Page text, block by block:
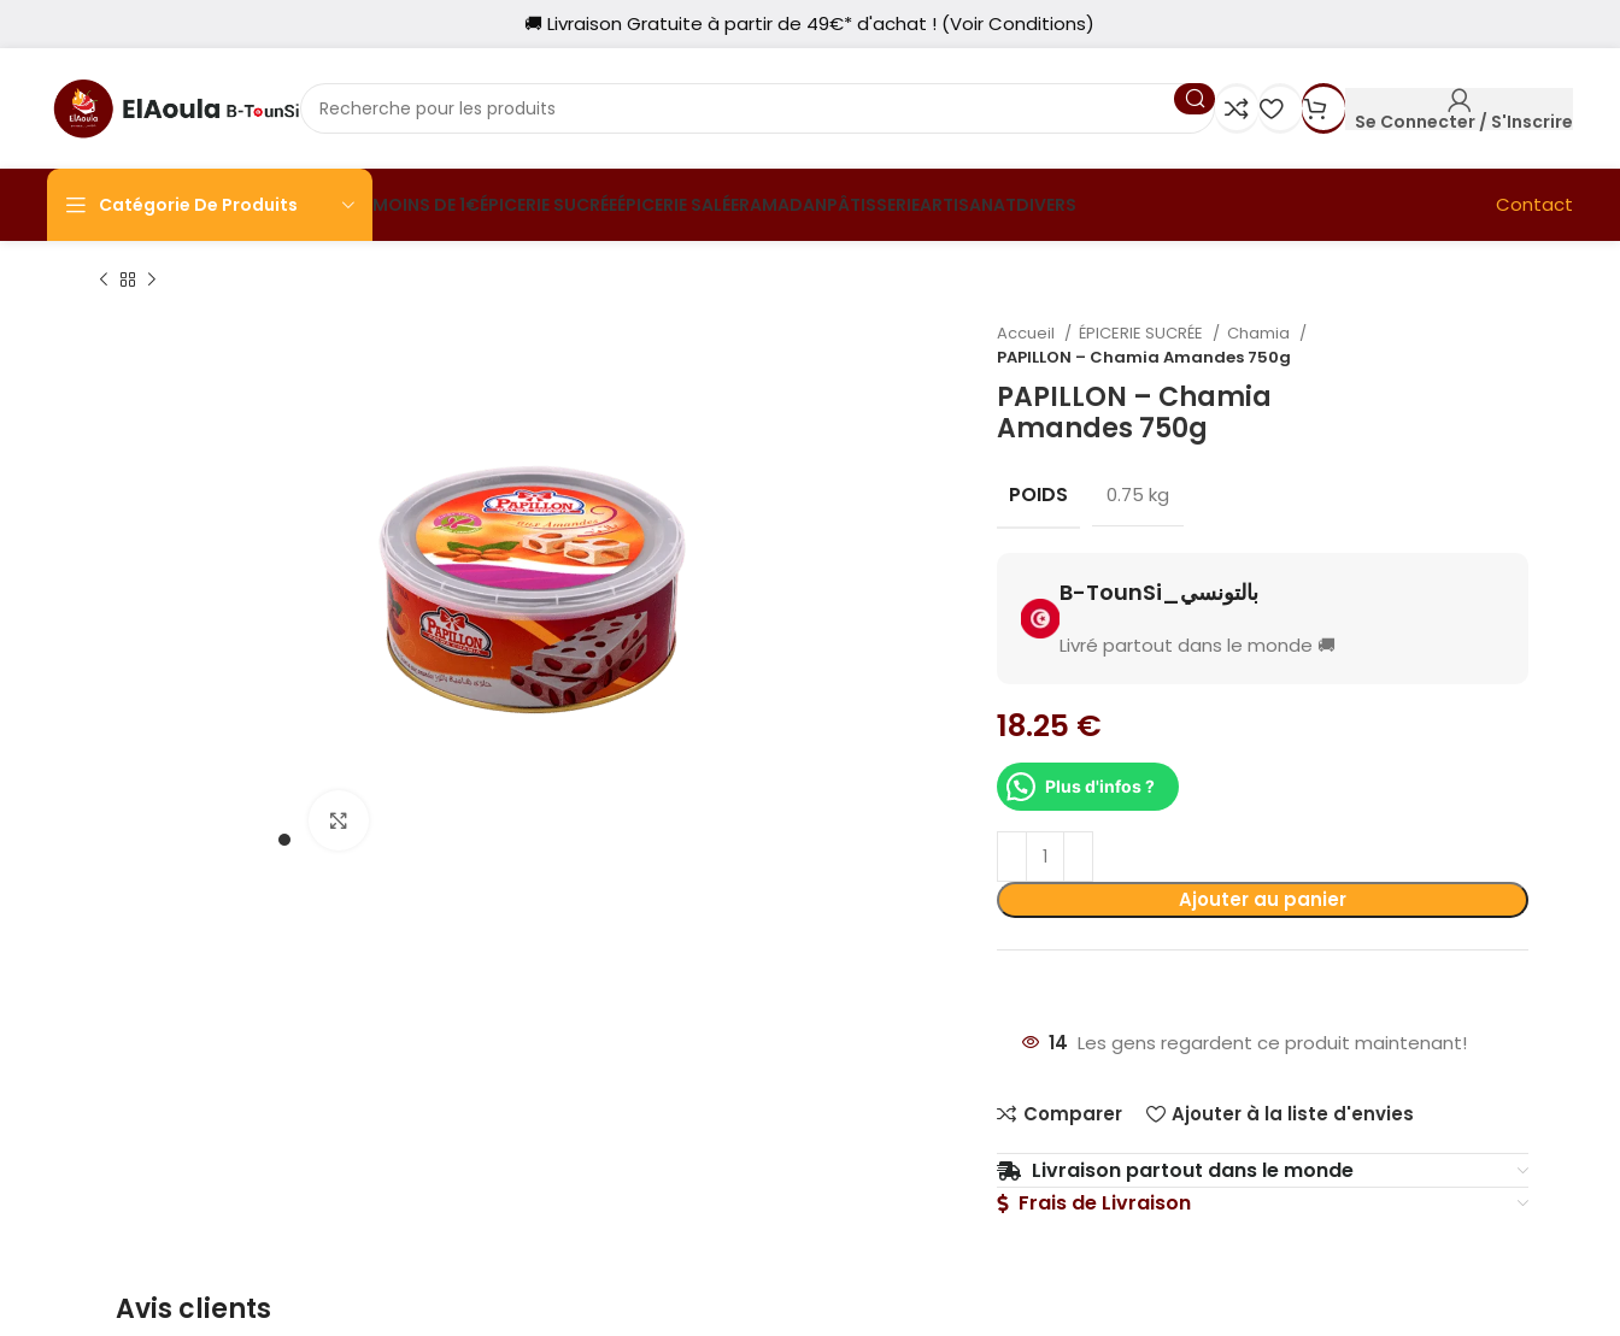
🚚 Livraison Gratuite à partir de 49€* d'achat ! (Voir Conditions)
Se Connecter / S'Inscrire
Catégorie De Produits MOINS DE 1€ÉPICERIE SUCRÉEÉPICERIE SALÉERAMADANPÂTISSERIEARTISANATDIVERS Contact
Accueil ÉPICERIE SUCRÉE
Chamia
PAPILLON – Chamia Amandes 750g
PAPILLON – Chamia
Amandes 750g
POIDS 0.75 kg
B-TounSi_بالتونسي
Livré partout dans le monde 🚚
18.25 €
Plus d'infos ?
Ajouter au panier
14 Les gens regardent ce produit maintenant!
Comparer Ajouter à la liste d'envies
Livraison partout dans le monde
Frais de Livraison
Avis clients